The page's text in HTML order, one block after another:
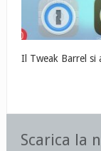
Il Tweak Barrel si
Scarica la